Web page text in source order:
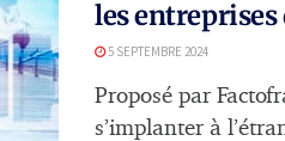
les entreprises
5 SEPTEMBRE 2024
Proposé par
s’implanter à